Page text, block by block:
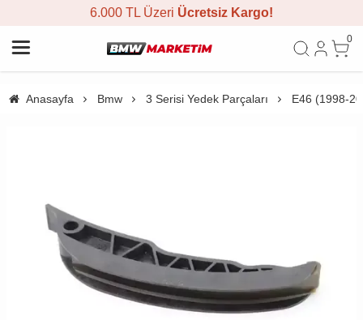
6.000 TL Üzeri Ücretsiz Kargo!
0
Anasayfa Bmw 3 Serisi Yedek Parçaları E46 (1998-